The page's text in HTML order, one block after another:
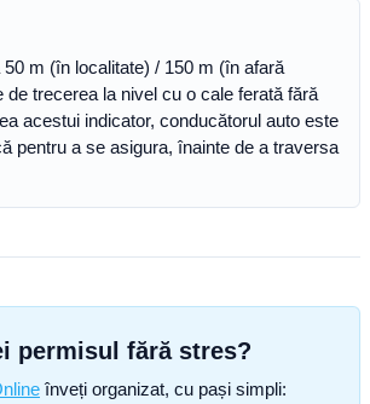
m (în localitate) / 150 m (în afară
de trecerea la nivel cu o cale ferată fără
acestui indicator, conducătorul auto este
pentru a se asigura, înainte de a traversa
permisul fără stres?
înveți organizat, cu pași simpli: